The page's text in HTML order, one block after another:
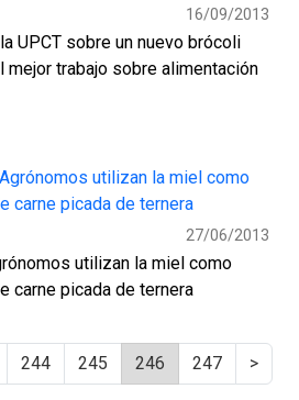
16/09/2013
UPCT sobre un nuevo brócoli
mejor trabajo sobre alimentación
27/06/2013
utilizan la miel como
carne picada de ternera
244 245 246 247 >